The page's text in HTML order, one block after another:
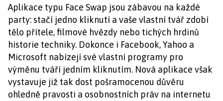
Aplikace typu Face Swap jsou zábavou na každé
party: stačí jedno kliknutí a vaše vlastní tvář zdobí
tělo přítele, filmové hvězdy nebo tichých hrdinů
historie techniky. Dokonce i Facebook, Yahoo a
Microsoft nabízejí své vlastní programy pro
výměnu tváří jedním kliknutím. Nová aplikace však
vystavuje již tak dost pošramocenou důvěru
ohledně pravosti a osobnostních práv na internetu